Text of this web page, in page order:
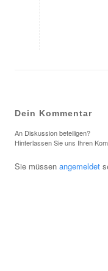
Dein Kommentar
An Diskussion beteiligen?
Hinterlassen Sie uns Ihren
Sie müssen angemeldet